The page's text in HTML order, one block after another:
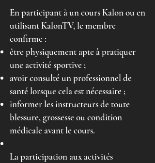
En participant à un cours Kalon ou en
utilisant KalonTV, le membre
confirme :
être physiquement apte à pratiquer
une activité sportive ;
avoir consulté un professionnel de
santé lorsque cela est nécessaire ;
informer les instructeurs de toute
blessure, grossesse ou condition
médicale avant le cours.
La participation aux activités